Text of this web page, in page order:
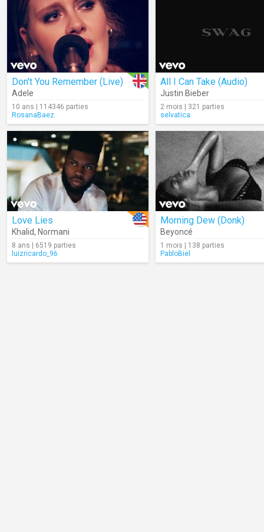
Don't You Remember (Live)
Adele
10 ans | 114346 parties
RosanaBaez
All I Can Take (Audio)
Justin Bieber
2 mois | 321 parties
selvatica
Love Lies
Khalid, Normani
8 ans | 6519 parties
luizricardo_96
Morning Dew (Donk)
Beyoncé
1 mois | 138 parties
PabloBiel